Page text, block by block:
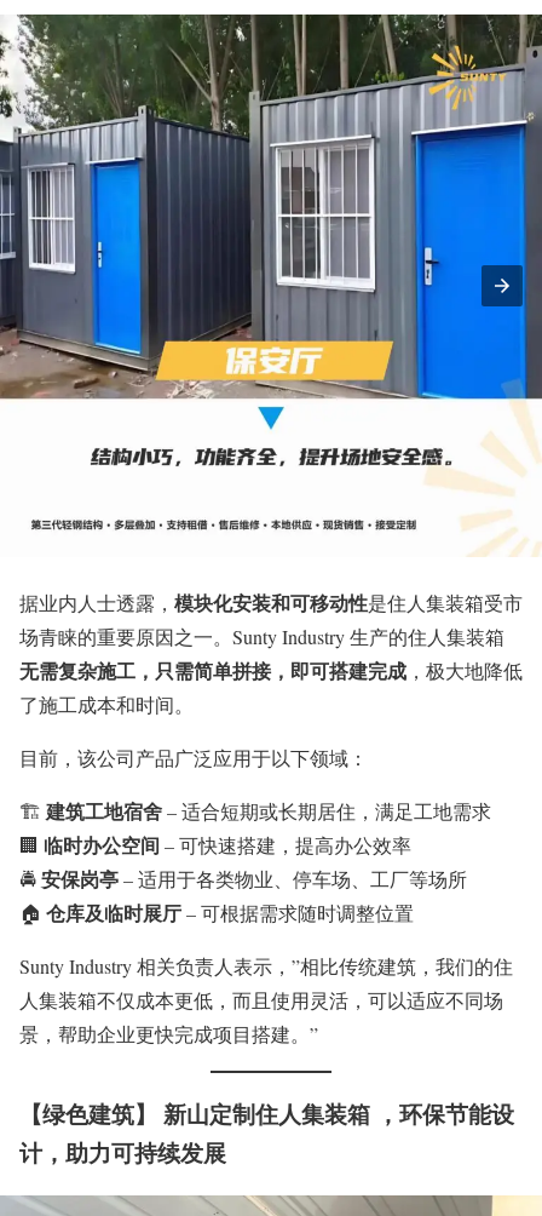
据业内人士透露， 模块化安装和可移动性是住人集装箱受市
场青睐的重要原因之一。Sunty Industry 生产的住人集装箱
无需复杂施工，只需简单拼接，即可搭建完成 ，极大地降低
了施工成本和时间。
目前，该公司产品广泛应用于以下领域：
🏗 建筑工地宿舍– 适合短期或长期居住，满足工地需求
🏢 临时办公空间 – 可快速搭建，提高办公效率
🚔安保岗亭– 适用于各类物业、停车场、工厂等场所
🏠 仓库及临时展厅– 可根据需求随时调整位置
Sunty Industry 相关负责人表示，”相比传统建筑，我们的住
人集装箱不仅成本更低，而且使用灵活，可以适应不同场
景，帮助企业更快完成项目搭建。”
【绿色建筑】 新山定制住人集装箱 ，环保节能设
计，助力可持续发展